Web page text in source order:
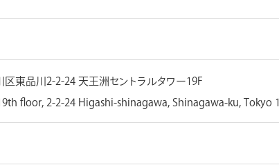
東品川2-2-24 天王洲セントラルタワー19F
floor, 2-2-24 Higashi-shinagawa, Shinagawa-ku, Tokyo